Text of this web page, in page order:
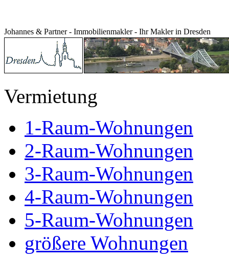
Johannes & Partner - Immobilienmakler - Ihr Makler in Dresden
Vermietung
1-Raum-Wohnungen
2-Raum-Wohnungen
3-Raum-Wohnungen
4-Raum-Wohnungen
5-Raum-Wohnungen
größere Wohnungen